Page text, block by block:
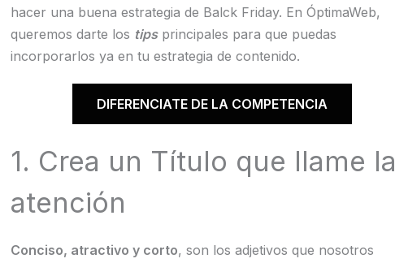
hacer una buena estrategia de Balck Friday. En ÓptimaWeb,
queremos darte los tipsprincipales para que puedas
incorporarlos ya en tu estrategia de contenido.
DIFERENCIATE DE LA COMPETENCIA
1. Crea un Título que llame la
atención
Conciso, atractivo y corto, son los adjetivos que nosotros